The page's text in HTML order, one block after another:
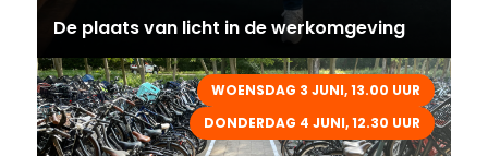
De plaats van licht in de werkomgeving
WOENSDAG 3 JUNI, 13.00 UUR
DONDERDAG 4 JUNI, 12.30 UUR